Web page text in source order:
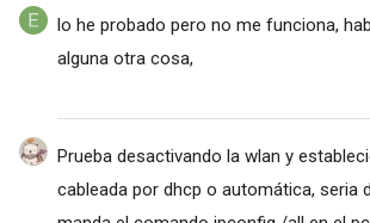
lo he probado pero no me funciona,
alguna otra cosa,
Prueba desactivando la wlan y
cableada por dhcp o automática, seria